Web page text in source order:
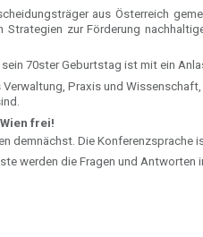
aus Österreich
zur Förderung
70ster Geburtstag ist mit ein
Praxis und
frei!
demnächst. Die Konferenzsprache
werden die Fragen und Antworten